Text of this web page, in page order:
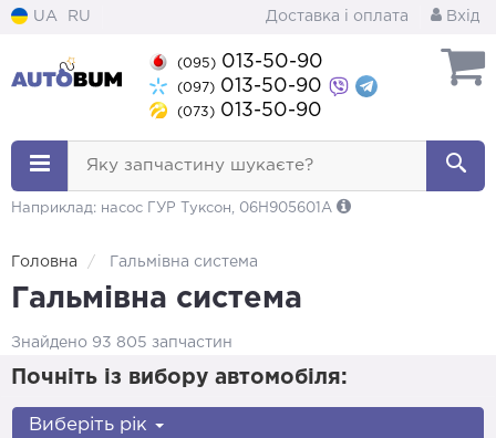
UA RU Доставка і оплата Вхід
(095) 013-50-90
(097) 013-50-90
(073) 013-50-90
Яку запчастину шукаєте?
Наприклад: насос ГУР Туксон, 06H905601A
Головна Гальмівна система
Гальмівна система
Знайдено 93 805 запчастин
Почніть із вибору автомобіля:
Виберіть рік